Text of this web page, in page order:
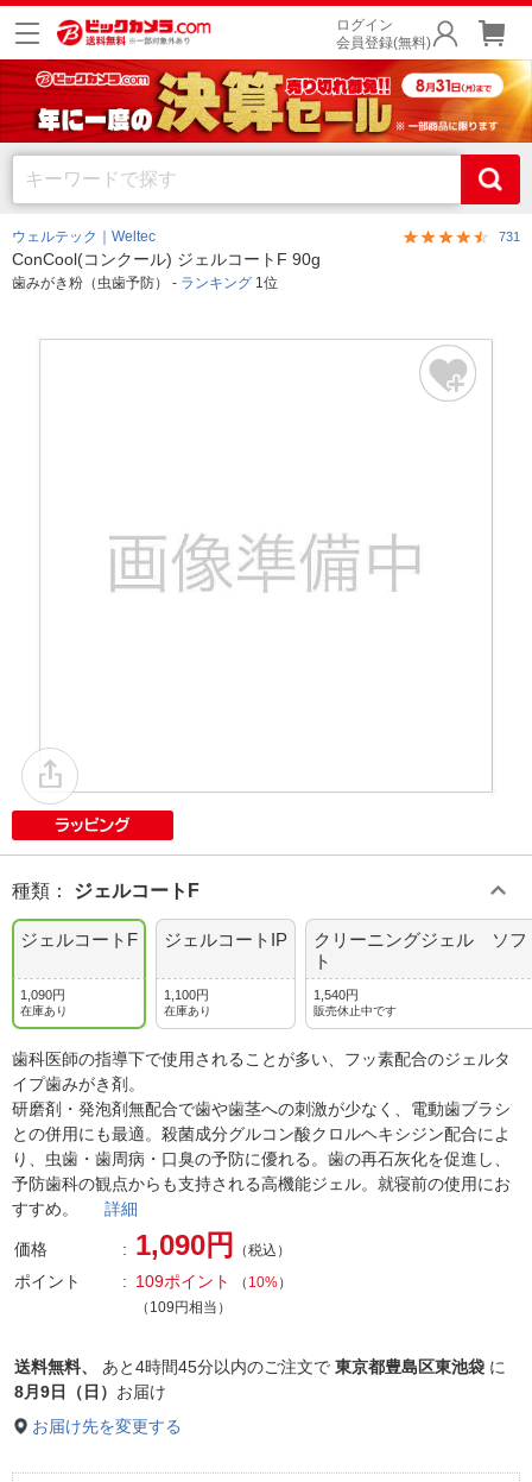
ログイン
会員登録(無料)
ウェルテック｜Weltec 731
ConCool(コンクール) ジェルコートF 90g
歯みがき粉（虫歯予防） - ランキング 1位
種類 ： ジェルコートF
ジェルコートF
1,090円
在庫あり
ジェルコートIP
1,100円
在庫あり
クリーニングジェル ソフ
ト
1,540円
販売休止中です
歯科医師の指導下で使用されることが多い、フッ素配合のジェルタ
イプ歯みがき剤。
研磨剤・発泡剤無配合で歯や歯茎への刺激が少なく、電動歯ブラシ
との併用にも最適。殺菌成分グルコン酸クロルヘキシジン配合によ
り、虫歯・歯周病・口臭の予防に優れる。歯の再石灰化を促進し、
予防歯科の観点からも支持される高機能ジェル。就寝前の使用にお
すすめ。 詳細
価格 1,090円 （税込）
ポイント 109ポイント （ 10%）
（109円相当）
送料無料、 あと4時間45分以内のご注文で 東京都豊島区東池袋 に
8月9日（日） お届け
お届け先を変更する